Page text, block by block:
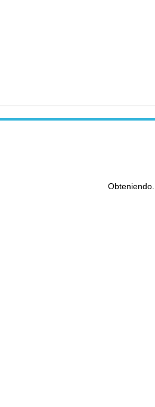
Obteniendo...